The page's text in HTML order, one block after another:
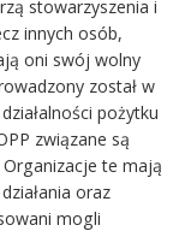
stowarzyszenia i
innych osób,
oni swój wolny
został w
pożytku
związane są
te mają
oraz
mogli